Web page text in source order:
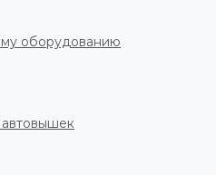
оборудованию
автовышек